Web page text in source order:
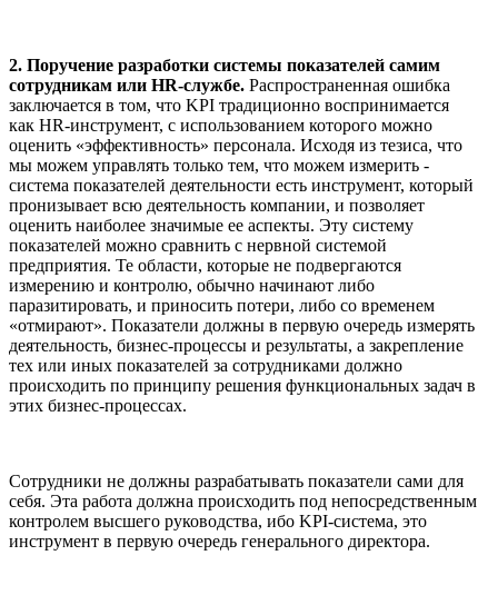
2. Поручение разработки системы показателей самим
сотрудникам или HR-службе. Распространенная ошибка
заключается в том, что KPI традиционно воспринимается
как HR-инструмент, с использованием которого можно
оценить «эффективность» персонала. Исходя из тезиса, что
мы можем управлять только тем, что можем измерить -
система показателей деятельности есть инструмент, который
пронизывает всю деятельность компании, и позволяет
оценить наиболее значимые ее аспекты. Эту систему
показателей можно сравнить с нервной системой
предприятия. Те области, которые не подвергаются
измерению и контролю, обычно начинают либо
паразитировать, и приносить потери, либо со временем
«отмирают». Показатели должны в первую очередь измерять
деятельность, бизнес-процессы и результаты, а закрепление
тех или иных показателей за сотрудниками должно
происходить по принципу решения функциональных задач в
этих бизнес-процессах.
Сотрудники не должны разрабатывать показатели сами для
себя. Эта работа должна происходить под непосредственным
контролем высшего руководства, ибо KPI-система, это
инструмент в первую очередь генерального директора.